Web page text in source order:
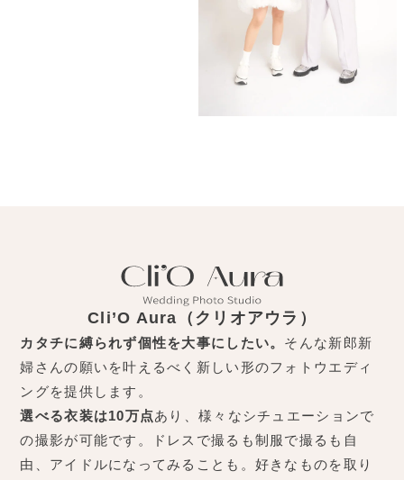
Cli’O Aura（クリオアウラ）
カタチに縛られず個性を大事にしたい。 そんな新郎新
婦さんの願いを叶えるべく新しい形のフォトウエディ
ングを提供します。
選べる衣装は10万点あり、様々なシチュエーションで
の撮影が可能です。ドレスで撮るも制服で撮るも自
由、アイドルになってみることも。好きなものを取り